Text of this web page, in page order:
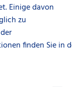
Einige davon
zu
finden Sie in